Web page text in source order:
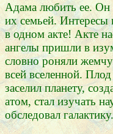
Адама любить ее. Он
их семьей.
в одном акте! Акте
ангелы пришли в
словно роняли
всей вселенной.
заселил планету,
атом, стал изучать
обследовал галактику.